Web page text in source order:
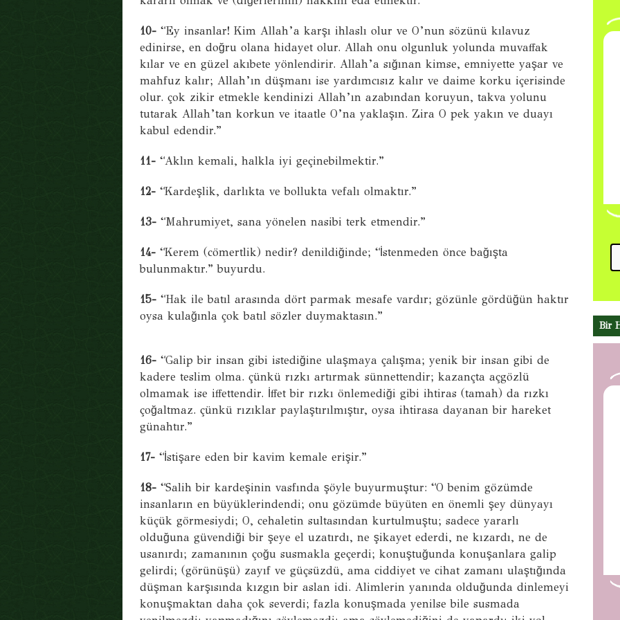
10- “Ey insanlar! Kim Allah’a karşı ihlaslı olur ve O’nun sözünü kılavuz
edinirse, en doğru olana hidayet olur. Allah onu olgunluk yolunda muvaffak
kılar ve en güzel akıbete yönlendirir. Allah’a sığınan kimse, emniyette yaşar ve
mahfuz kalır; Allah’ın düşmanı ise yardımcısız kalır ve daime korku içerisinde
olur. çok zikir etmekle kendinizi Allah’ın azabından koruyun, takva yolunu
tutarak Allah’tan korkun ve itaatle O’na yaklaşın. Zira O pek yakın ve duayı
kabul edendir.”
11- “Aklın kemali, halkla iyi geçinebilmektir.”
12- “Kardeşlik, darlıkta ve bollukta vefalı olmaktır.”
13- “Mahrumiyet, sana yönelen nasibi terk etmendir.”
14- “Kerem (cömertlik) nedir? denildiğinde; “İstenmeden önce bağışta
bulunmaktır.” buyurdu.
15- “Hak ile batıl arasında dört parmak mesafe vardır; gözünle gördüğün haktır
oysa kulağınla çok batıl sözler duymaktasın.”
16- “Galip bir insan gibi istediğine ulaşmaya çalışma; yenik bir insan gibi de
kadere teslim olma. çünkü rızkı artırmak sünnettendir; kazançta açgözlü
olmamak ise iffettendir. İffet bir rızkı önlemediği gibi ihtiras (tamah) da rızkı
çoğaltmaz. çünkü rızıklar paylaştırılmıştır, oysa ihtirasa dayanan bir hareket
günahtır.”
17- “İstişare eden bir kavim kemale erişir.”
18- “Salih bir kardeşinin vasfında şöyle buyurmuştur: “O benim gözümde
insanların en büyüklerindendi; onu gözümde büyüten en önemli şey dünyayı
küçük görmesiydi; O, cehaletin sultasından kurtulmuştu; sadece yararlı
olduğuna güvendiği bir şeye el uzatırdı, ne şikayet ederdi, ne kızardı, ne de
usanırdı; zamanının çoğu susmakla geçerdi; konuştuğunda konuşanlara galip
gelirdi; (görünüşü) zayıf ve güçsüzdü, ama ciddiyet ve cihat zamanı ulaştığında
düşman karşısında kızgın bir aslan idi. Alimlerin yanında olduğunda dinlemeyi
konuşmaktan daha çok severdi; fazla konuşmada yenilse bile susmada
Bir